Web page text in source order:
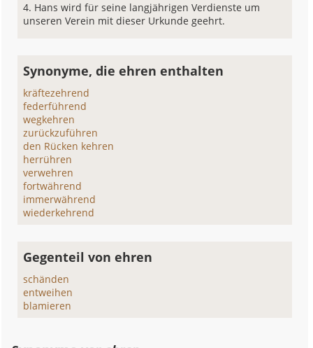
Hans wird für seine langjährigen Verdienste um
unseren Verein mit dieser Urkunde geehrt.
Synonyme, die ehren enthalten
kräftezehrend
federführend
wegkehren
zurückzuführen
den Rücken kehren
herrühren
verwehren
fortwährend
immerwährend
wiederkehrend
Gegenteil von ehren
schänden
entweihen
blamieren